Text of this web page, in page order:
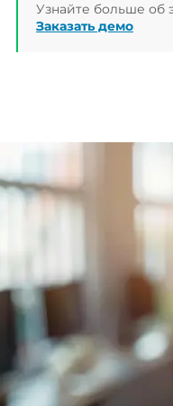
Узнайте больше об
Заказать демо